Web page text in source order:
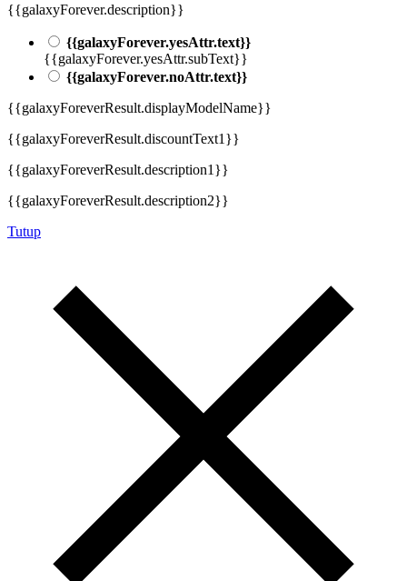
{{galaxyForever.description}}
{{galaxyForever.yesAttr.text}}
{{galaxyForever.yesAttr.subText}}
{{galaxyForever.noAttr.text}}
{{galaxyForeverResult.displayModelName}}
{{galaxyForeverResult.discountText1}}
{{galaxyForeverResult.description1}}
{{galaxyForeverResult.description2}}
Tutup